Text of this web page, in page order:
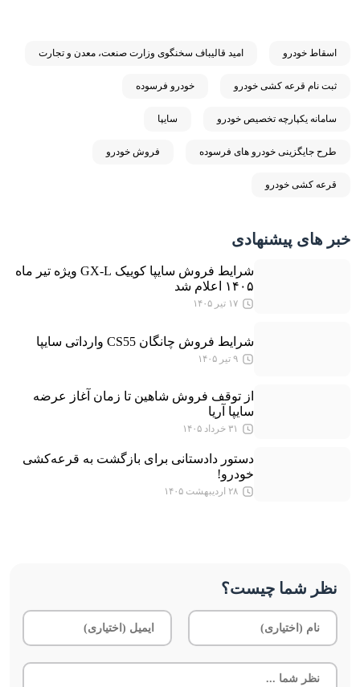
اسقاط خودرو امید قالیباف سخنگوی وزارت صنعت، معدن و تجارت
ثبت نام قرعه کشی خودرو خودرو فرسوده
سامانه یکپارچه تخصیص خودرو سایپا
طرح جایگزینی خودرو های فرسوده فروش خودرو
قرعه کشی خودرو
خبر های پیشنهادی
شرایط فروش سایپا کوییک GX-L ویژه تیر ماه
۱۴۰۵ اعلام شد
۱۷ تیر ۱۴۰۵
شرایط فروش چانگان CS55 وارداتی سایپا
۹ تیر ۱۴۰۵
از توقف فروش شاهین تا زمان آغاز عرضه
سایپا آریا
۳۱ خرداد ۱۴۰۵
دستور دادستانی برای بازگشت به قرعه‌‎کشی
خودرو!
۲۸ اردیبهشت ۱۴۰۵
نظر شما چیست؟